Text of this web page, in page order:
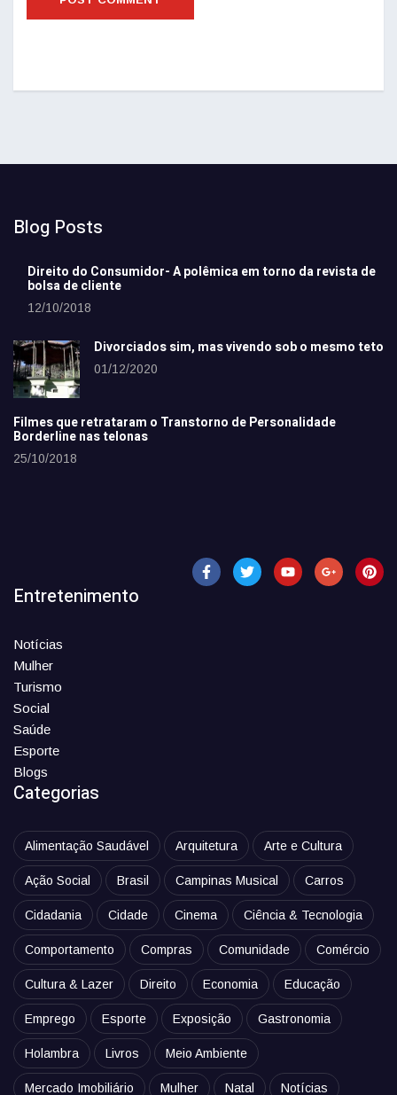
Blog Posts
Direito do Consumidor- A polêmica em torno da revista de
bolsa de cliente
12/10/2018
Divorciados sim, mas vivendo sob o mesmo teto
01/12/2020
Filmes que retrataram o Transtorno de Personalidade
Borderline nas telonas
25/10/2018
Entretenimento
Notícias
Mulher
Turismo
Social
Saúde
Esporte
Blogs
Categorias
Alimentação Saudável Arquitetura Arte e Cultura
Ação Social Brasil Campinas Musical Carros
Cidadania Cidade Cinema Ciência & Tecnologia
Comportamento Compras Comunidade Comércio
Cultura & Lazer Direito Economia Educação
Emprego Esporte Exposição Gastronomia
Holambra Livros Meio Ambiente
Mercado Imobiliário Mulher Natal Notícias